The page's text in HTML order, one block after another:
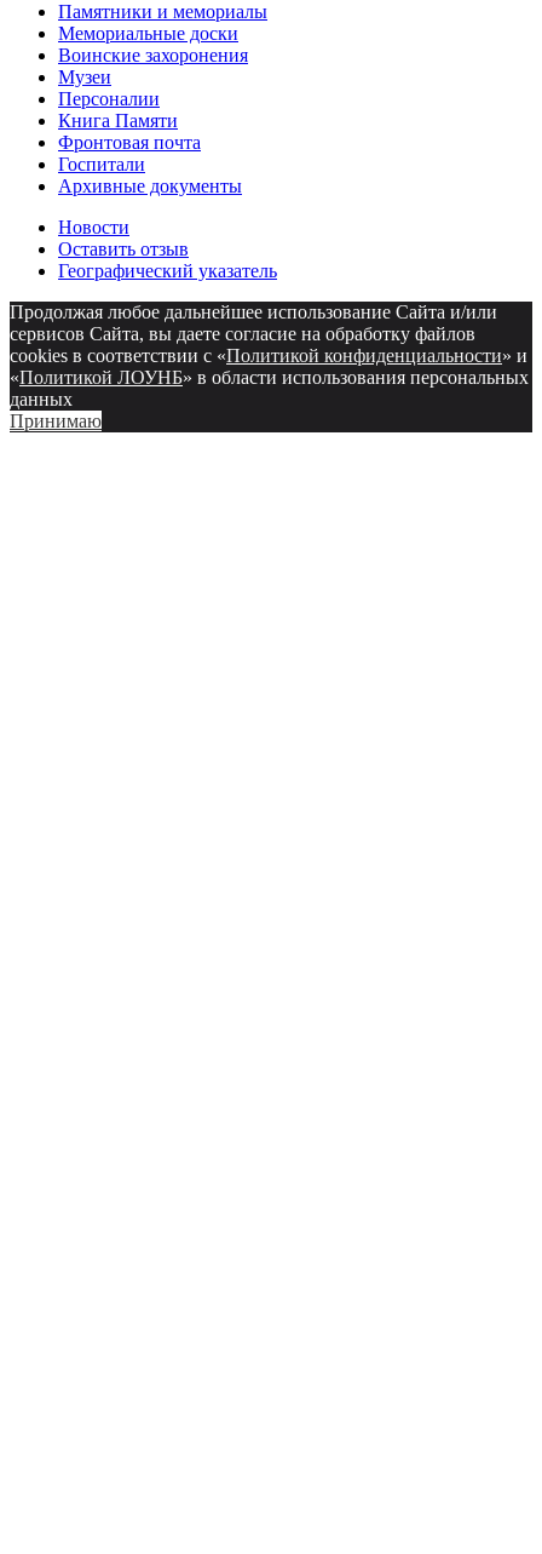
Памятники и мемориалы
Мемориальные доски
Воинские захоронения
Музеи
Персоналии
Книга Памяти
Фронтовая почта
Госпитали
Архивные документы
Новости
Оставить отзыв
Географический указатель
Продолжая любое дальнейшее использование Сайта и/или
сервисов Сайта, вы даете согласие на обработку файлов
cookies в соответствии с «Политикой конфиденциальности» и
«Политикой ЛОУНБ» в области использования персональных
данных
Принимаю